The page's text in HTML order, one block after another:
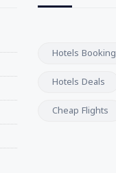
Hotels Booking
Hotels Deals
Cheap Flights